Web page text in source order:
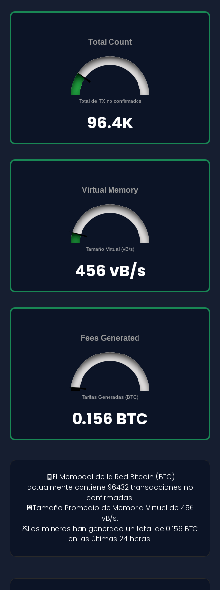
Total Count
Total de TX no confirmados500000
96.4K
Virtual Memory
45561691
Tamaño Virtual (vB/s)500000000
456 vB/s
Fees Generated
Tarifas Generadas (BTC)
0.156 BTC
🧾El Mempool de la Red Bitcoin (BTC)
actualmente contiene 96432 transacciones no
confirmadas.
💾Tamaño Promedio de Memoria Virtual de 456
vB/s.
⛏️Los mineros han generado un total de 0.156 BTC
en las últimas 24 horas.